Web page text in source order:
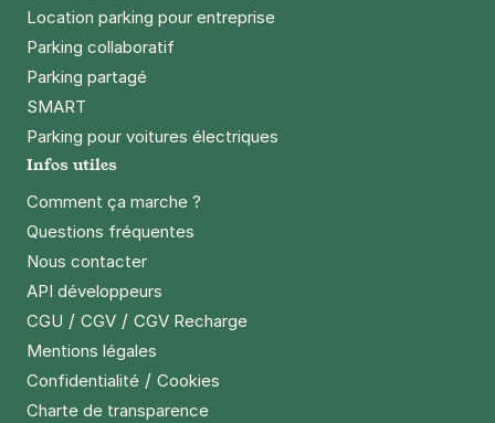
Location parking pour entreprise
Parking collaboratif
Parking partagé
SMART
Parking pour voitures électriques
Infos utiles
Comment ça marche ?
Questions fréquentes
Nous contacter
API développeurs
CGU / CGV / CGV Recharge
Mentions légales
Confidentialité / Cookies
Charte de transparence